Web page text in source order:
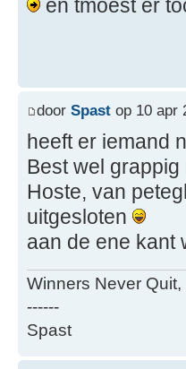
en tmoest er
door Spast op 10 apr
heeft er iemand
Best wel
Hoste, van
uitgesloten
aan de ene kant
Winners Never
------
Spast